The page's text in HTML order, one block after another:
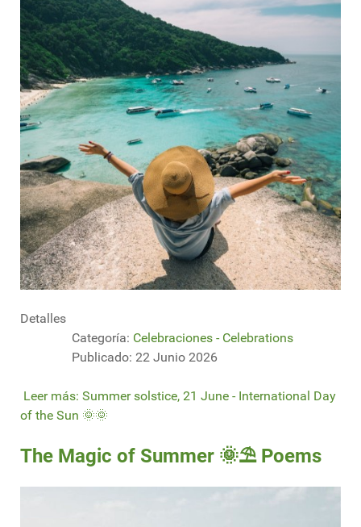
Detalles
Categoría: Celebraciones - Celebrations
Publicado: 22 Junio 2026
Leer más: Summer solstice, 21 June - International Day
of the Sun 🌞🌞
The Magic of Summer 🌞⛱ Poems